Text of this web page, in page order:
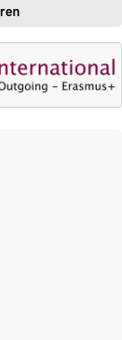
9.00 Uhr bis
18 Uhr
nur nach
sind i. d. R.